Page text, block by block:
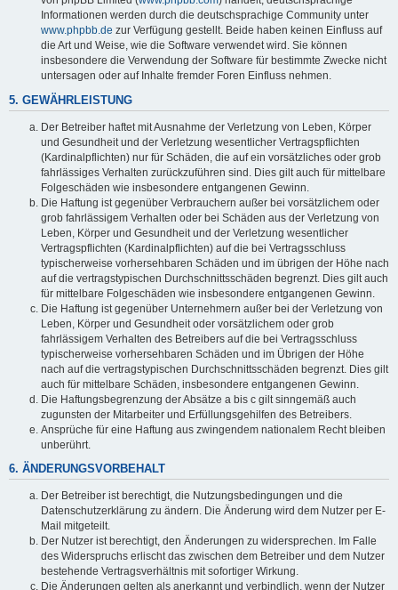
Informationen werden durch die deutschsprachige Community unter
www.phpbb.de zur Verfügung gestellt. Beide haben keinen Einfluss auf
die Art und Weise, wie die Software verwendet wird. Sie können
insbesondere die Verwendung der Software für bestimmte Zwecke nicht
untersagen oder auf Inhalte fremder Foren Einfluss nehmen.
5. GEWÄHRLEISTUNG
Der Betreiber haftet mit Ausnahme der Verletzung von Leben, Körper
und Gesundheit und der Verletzung wesentlicher Vertragspflichten
(Kardinalpflichten) nur für Schäden, die auf ein vorsätzliches oder grob
fahrlässiges Verhalten zurückzuführen sind. Dies gilt auch für mittelbare
Folgeschäden wie insbesondere entgangenen Gewinn.
Die Haftung ist gegenüber Verbrauchern außer bei vorsätzlichem oder
grob fahrlässigem Verhalten oder bei Schäden aus der Verletzung von
Leben, Körper und Gesundheit und der Verletzung wesentlicher
Vertragspflichten (Kardinalpflichten) auf die bei Vertragsschluss
typischerweise vorhersehbaren Schäden und im übrigen der Höhe nach
auf die vertragstypischen Durchschnittsschäden begrenzt. Dies gilt auch
für mittelbare Folgeschäden wie insbesondere entgangenen Gewinn.
Die Haftung ist gegenüber Unternehmern außer bei der Verletzung von
Leben, Körper und Gesundheit oder vorsätzlichem oder grob
fahrlässigem Verhalten des Betreibers auf die bei Vertragsschluss
typischerweise vorhersehbaren Schäden und im Übrigen der Höhe
nach auf die vertragstypischen Durchschnittsschäden begrenzt. Dies gilt
auch für mittelbare Schäden, insbesondere entgangenen Gewinn.
Die Haftungsbegrenzung der Absätze a bis c gilt sinngemäß auch
zugunsten der Mitarbeiter und Erfüllungsgehilfen des Betreibers.
Ansprüche für eine Haftung aus zwingendem nationalem Recht bleiben
unberührt.
6. ÄNDERUNGSVORBEHALT
Der Betreiber ist berechtigt, die Nutzungsbedingungen und die
Datenschutzerklärung zu ändern. Die Änderung wird dem Nutzer per E-
Mail mitgeteilt.
Der Nutzer ist berechtigt, den Änderungen zu widersprechen. Im Falle
des Widerspruchs erlischt das zwischen dem Betreiber und dem Nutzer
bestehende Vertragsverhältnis mit sofortiger Wirkung.
Die Änderungen gelten als anerkannt und verbindlich, wenn der Nutzer